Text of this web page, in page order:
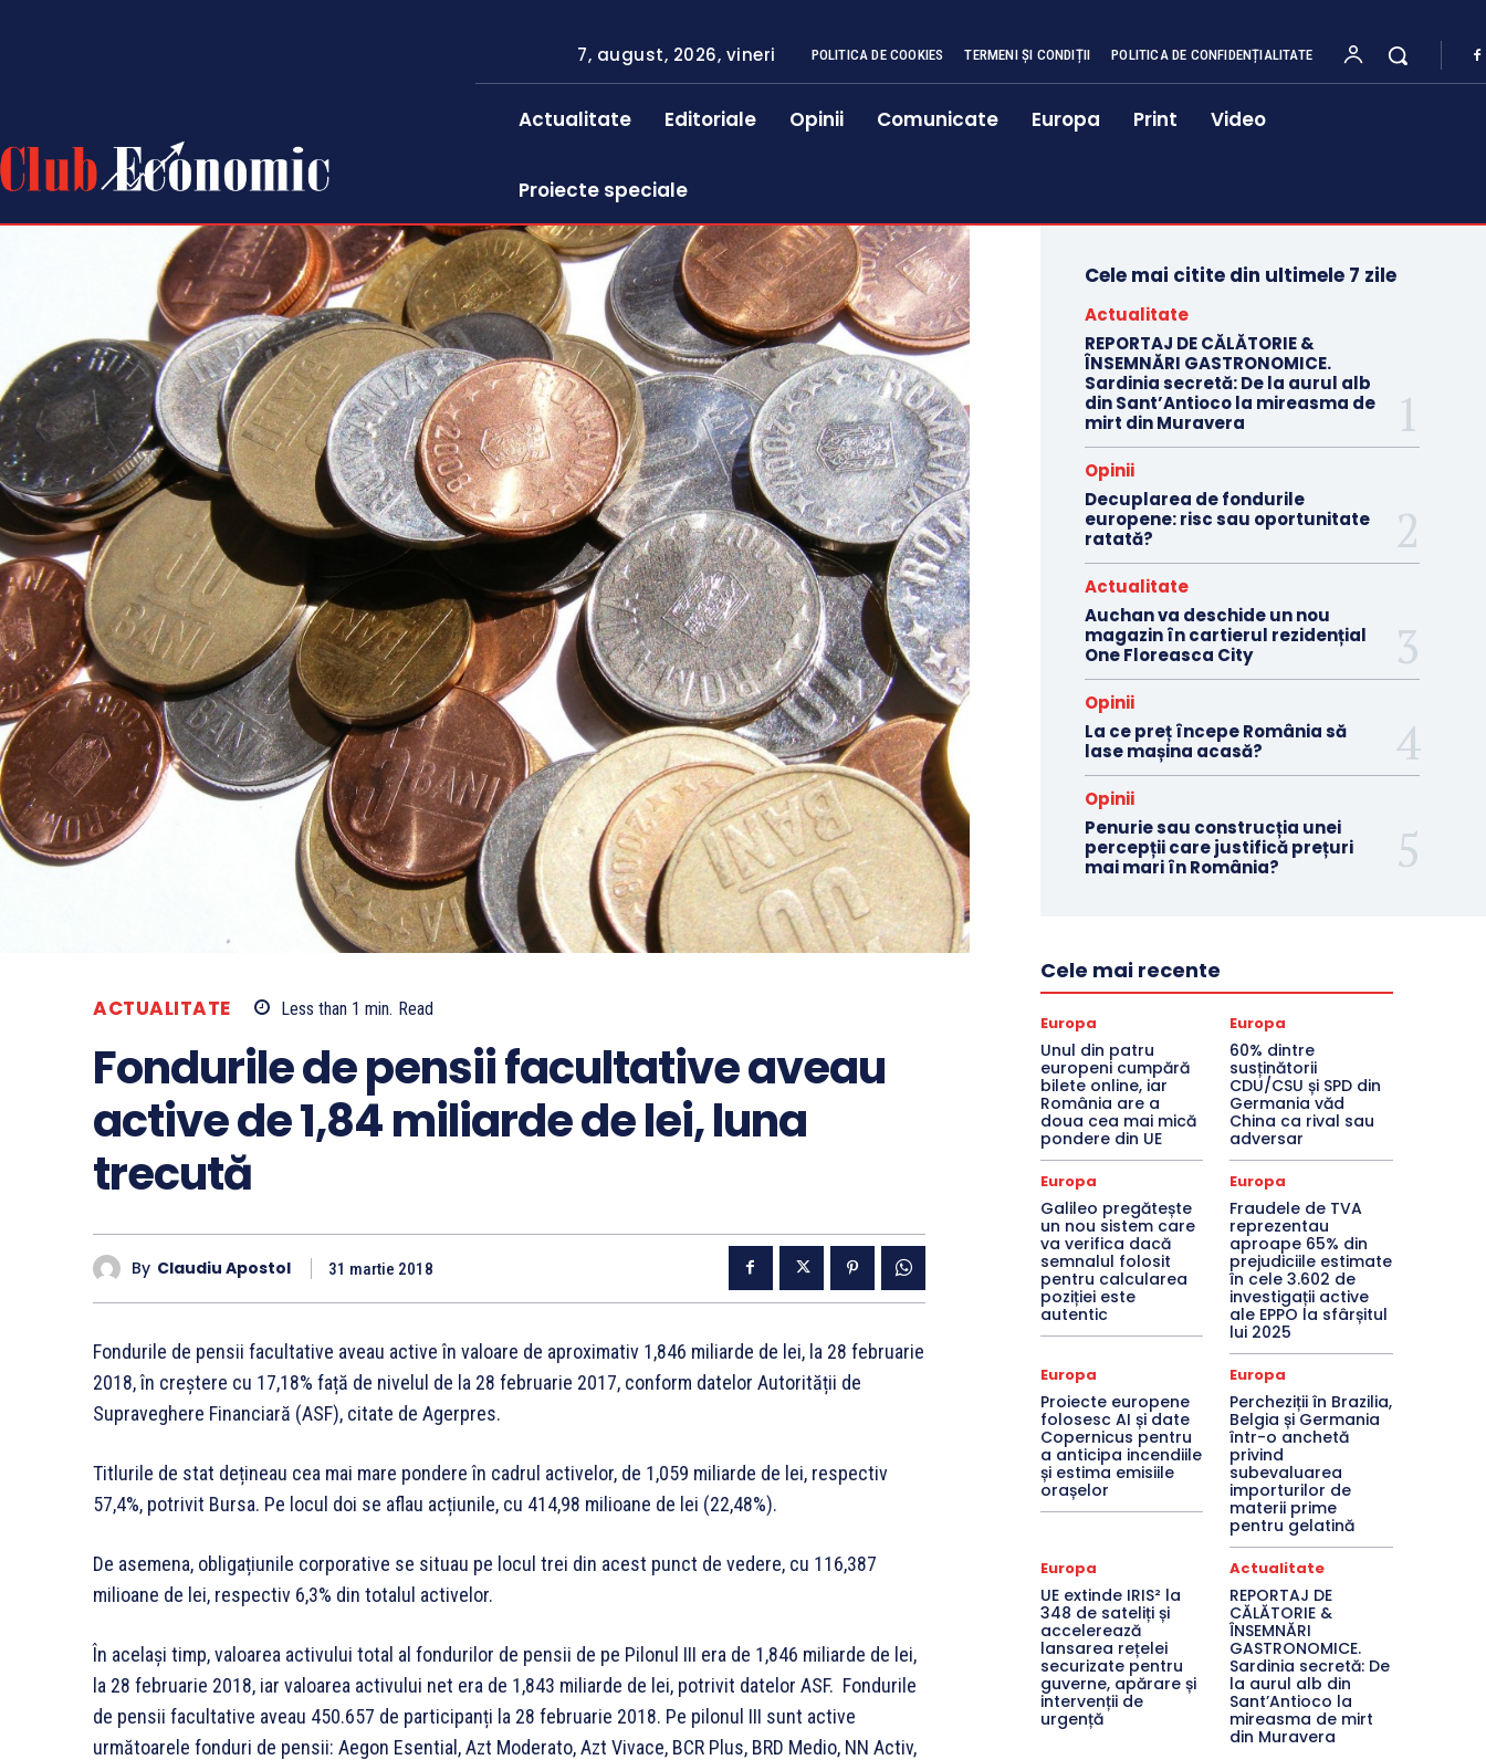
7, august, 2026, vineri POLITICA DE COOKIES TERMENI ȘI CONDIȚII POLITICA DE CONFIDENȚIALITATE
Actualitate Editoriale Opinii Comunicate Europa Print Video
Proiecte speciale
ACTUALITATE Less than 1 min. Read
Fondurile de pensii facultative aveau
active de 1,84 miliarde de lei, luna
trecută
By Claudiu Apostol 31 martie 2018
Fondurile de pensii facultative aveau active în valoare de aproximativ 1,846 miliarde de lei, la 28 februarie
2018, în creștere cu 17,18% față de nivelul de la 28 februarie 2017, conform datelor Autorității de
Supraveghere Financiară (ASF), citate de Agerpres.
Titlurile de stat dețineau cea mai mare pondere în cadrul activelor, de 1,059 miliarde de lei, respectiv
57,4%, potrivit Bursa. Pe locul doi se aflau acțiunile, cu 414,98 milioane de lei (22,48%).
De asemena, obligațiunile corporative se situau pe locul trei din acest punct de vedere, cu 116,387
milioane de lei, respectiv 6,3% din totalul activelor.
În același timp, valoarea activului total al fondurilor de pensii de pe Pilonul III era de 1,846 miliarde de lei,
la 28 februarie 2018, iar valoarea activului net era de 1,843 miliarde de lei, potrivit datelor ASF. Fondurile
de pensii facultative aveau 450.657 de participanți la 28 februarie 2018. Pe pilonul III sunt active
următoarele fonduri de pensii: Aegon Esential, Azt Moderato, Azt Vivace, BCR Plus, BRD Medio, NN Activ,
Cele mai citite din ultimele 7 zile
Actualitate
REPORTAJ DE CĂLĂTORIE &
ÎNSEMNĂRI GASTRONOMICE.
Sardinia secretă: De la aurul alb
din Sant’Antioco la mireasma de
mirt din Muravera
Opinii
Decuplarea de fondurile
europene: risc sau oportunitate
ratată?
Actualitate
Auchan va deschide un nou
magazin în cartierul rezidențial
One Floreasca City
Opinii
La ce preț începe România să
lase mașina acasă?
Opinii
Penurie sau construcția unei
percepții care justifică prețuri
mai mari în România?
Cele mai recente
Europa
Unul din patru
europeni cumpără
bilete online, iar
România are a
doua cea mai mică
pondere din UE
Europa
60% dintre
susținătorii
CDU/CSU și SPD din
Germania văd
China ca rival sau
adversar
Europa
Galileo pregătește
un nou sistem care
va verifica dacă
semnalul folosit
pentru calcularea
poziției este
autentic
Europa
Fraudele de TVA
reprezentau
aproape 65% din
prejudiciile estimate
în cele 3.602 de
investigații active
ale EPPO la sfârșitul
lui 2025
Europa
Proiecte europene
folosesc AI și date
Copernicus pentru
a anticipa incendiile
și estima emisiile
orașelor
Europa
Percheziții în Brazilia,
Belgia și Germania
într-o anchetă
privind
subevaluarea
importurilor de
materii prime
pentru gelatină
Europa
UE extinde IRIS² la
348 de sateliți și
accelerează
lansarea rețelei
securizate pentru
guverne, apărare și
intervenții de
urgență
Actualitate
REPORTAJ DE
CĂLĂTORIE &
ÎNSEMNĂRI
GASTRONOMICE.
Sardinia secretă: De
la aurul alb din
Sant’Antioco la
mireasma de mirt
din Muravera